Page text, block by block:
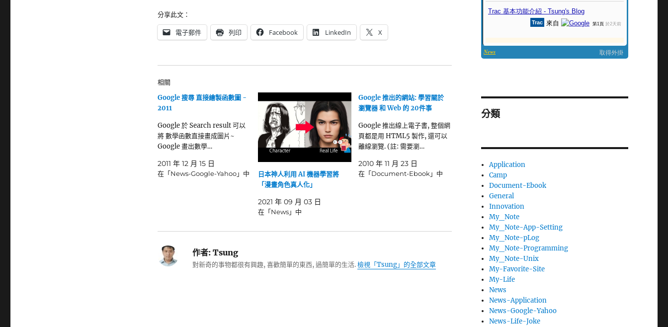
分享此文：
電子郵件 列印 Facebook LinkedIn X
相關
Google 搜尋 直接繪製函數圖 -
2011
Google 於 Search result 可以
將 數學函數直接畫成圖片~
Google 畫出數學…
2011 年 12 月 15 日
在「News-Google-Yahoo」中
日本神人利用 AI 機器學習將
「漫畫角色真人化」
2021 年 09 月 03 日
在「News」中
Google 推出的網站: 學習關於
瀏覽器 和 Web 的 20件事
Google 推出線上電子書, 整個網
頁都是用 HTML5 製作, 還可以
離線瀏覽. (註: 需要瀏…
2010 年 11 月 23 日
在「Document-Ebook」中
作者:Tsung
對新奇的事物都很有興趣, 喜歡簡單的東西, 過簡單的生活.檢視「Tsung」的全部文章
分類
Application
Camp
Document-Ebook
General
Innovation
My_Note
My_Note-App-Setting
My_Note-pLog
My_Note-Programming
My_Note-Unix
My-Favorite-Site
My-Life
News
News-Application
News-Google-Yahoo
News-Life-Joke